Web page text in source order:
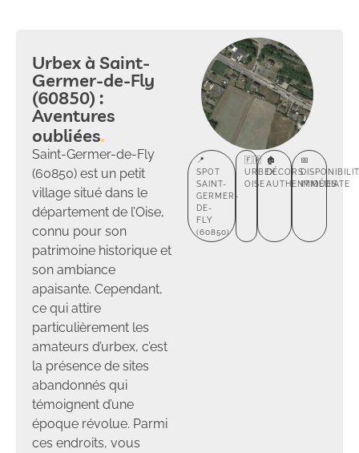
Urbex à Saint-
Germer-de-Fly
(60850) :
Aventures
oubliées
Saint-Germer-de-Fly
(60850) est un petit
village situé dans le
département de l’Oise,
connu pour son
patrimoine historique et
son ambiance
apaisante. Cependant,
ce qui attire
particulièrement les
amateurs d’urbex, c’est
la présence de sites
abandonnés qui
témoignent d’une
époque révolue. Parmi
ces endroits, vous
📍
SPOT
SAINT-
GERMER-
DE-
FLY
(60850)
🇫🇷
URBEX
OISE
🏚️
DÉCORS
AUTHENTIQUES
📅
IMMÉDIATE